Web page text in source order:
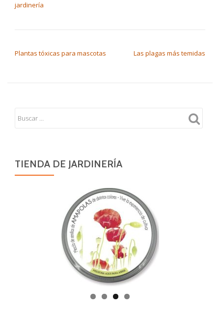
jardinería
Plantas tóxicas para mascotas Las plagas más temidas
TIENDA DE JARDINERÍA